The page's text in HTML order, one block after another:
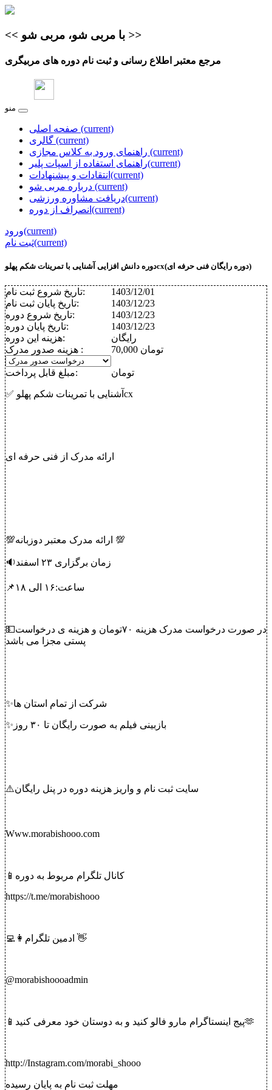
<< >>
مرجع معتبر اطلاع‌ رسانی و ثبت نام دوره های مربیگری
منو
(current)
(current)
(current)
راهنمای استفاده از اسپات پلیر(current)
انتقادات و پیشنهادات (current)
(current)
دریافت مشاوره ورزشی(current)
انصراف از دوره (current)
ورود(current)
ثبت نام(current)
دوره دانش افزایی آشنایی با تمرینات شکم پهلوcx(دوره رایگان فنی حرفه ای)
تاریخ شروع ثبت نام:
1403/12/01
تاریخ پایان ثبت نام:
1403/12/23
تاریخ شروع دوره:
1403/12/23
تاریخ پایان دوره:
1403/12/23
هزینه این دوره:
رایگان
هزینه صدور مدرک :
70,000 تومان
مبلغ قابل پرداخت: تومان
✅ آشنایی با تمرینات شکم پهلوcx
💯ارائه مدرک معتبر دوزبانه 💯
📌ساعت:۱۶ الی ۱۸
💵در صورت درخواست مدرک هزینه ۷۰تومان و هزینه ی درخواست
پستی مجزا می باشد
✨بازبینی فیلم به صورت رایگان تا ۳۰ روز
⚠️سایت ثبت نام و واریز هزینه دوره در پنل رایگان
Www.morabishooo.com
📱کانال تلگرام مربوط به دوره
https://t.me/morabishooo
👩‍💻ادمین تلگرام 👋
@morabishoooadmin
📱پیج اینستاگرام مارو فالو کنید و به دوستان خود معرفی کنید🫶
http://Instagram.com/morabi_shooo
مهلت ثبت نام به پایان رسیده